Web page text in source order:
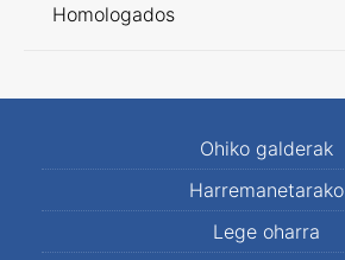
Homologados
Ohiko galderak
Harremanetarako
Lege oharra